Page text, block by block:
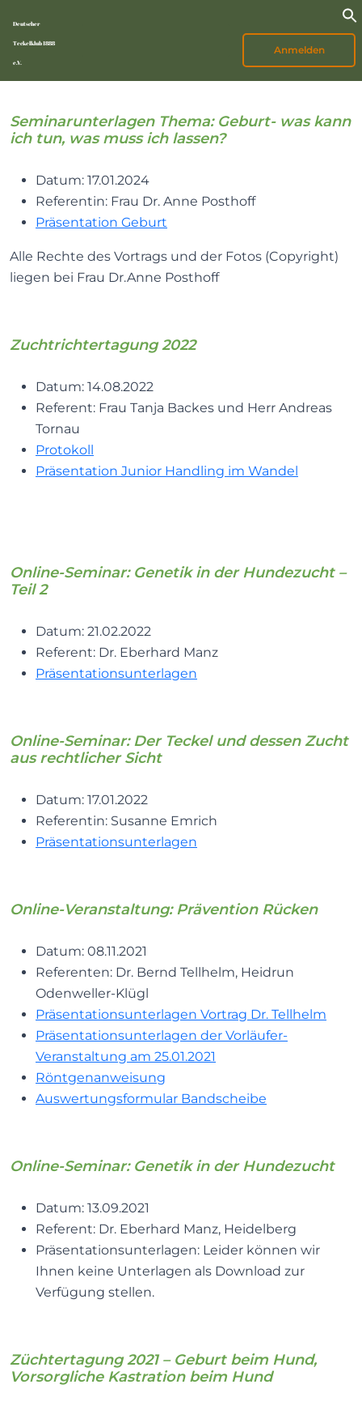
Deutscher
Teckelklub 1888
e.V.
Anmelden
Seminarunterlagen Thema: Geburt- was kann
ich tun, was muss ich lassen?
Datum: 17.01.2024
Referentin: Frau Dr. Anne Posthoff
Präsentation Geburt
Alle Rechte des Vortrags und der Fotos (Copyright)
liegen bei Frau Dr.Anne Posthoff
Zuchtrichtertagung 2022
Datum: 14.08.2022
Referent: Frau Tanja Backes und Herr Andreas
Tornau
Protokoll
Präsentation Junior Handling im Wandel
Online-Seminar: Genetik in der Hundezucht –
Teil 2
Datum: 21.02.2022
Referent: Dr. Eberhard Manz
Präsentationsunterlagen
Online-Seminar: Der Teckel und dessen Zucht
aus rechtlicher Sicht
Datum: 17.01.2022
Referentin: Susanne Emrich
Präsentationsunterlagen
Online-Veranstaltung: Prävention Rücken
Datum: 08.11.2021
Referenten: Dr. Bernd Tellhelm, Heidrun
Odenweller-Klügl
Präsentationsunterlagen Vortrag Dr. Tellhelm
Präsentationsunterlagen der Vorläufer-
Veranstaltung am 25.01.2021
Röntgenanweisung
Auswertungsformular Bandscheibe
Online-Seminar: Genetik in der Hundezucht
Datum: 13.09.2021
Referent: Dr. Eberhard Manz, Heidelberg
Präsentationsunterlagen: Leider können wir
Ihnen keine Unterlagen als Download zur
Verfügung stellen.
Züchtertagung 2021 – Geburt beim Hund,
Vorsorgliche Kastration beim Hund